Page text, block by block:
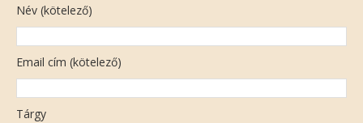
Név (kötelező)
Email cím (kötelező)
Tárgy